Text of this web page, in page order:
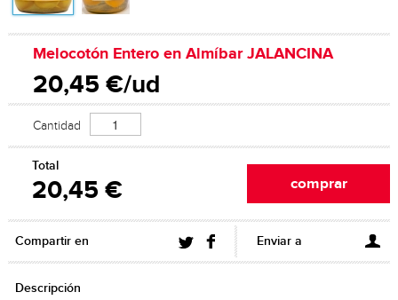
Melocotón Entero en Almíbar JALANCINA
20,45 €/ud
Cantidad
Total
20,45 €
Compartir en Enviar a
Descripción